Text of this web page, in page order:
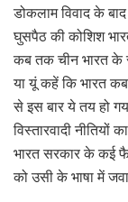
डोकलाम विवाद के
घुसपैठ की कोशिश
कब तक चीन भारत के
या यूं कहें कि भारत
से इस बार ये तय हो
विस्तारवादी
भारत सरकार के कई
को उसी के भाषा में